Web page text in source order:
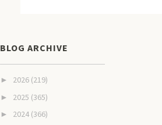
BLOG ARCHIVE
► 2026 (219)
► 2025 (365)
► 2024 (366)